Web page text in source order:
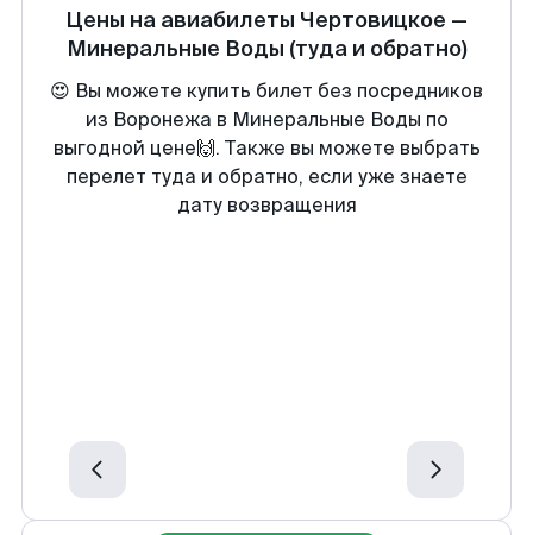
Цены на авиабилеты Чертовицкое —
Минеральные Воды (туда и обратно)
😍 Вы можете купить билет без посредников
из Воронежа в Минеральные Воды по
выгодной цене🙌. Также вы можете выбрать
перелет туда и обратно, если уже знаете
дату возвращения